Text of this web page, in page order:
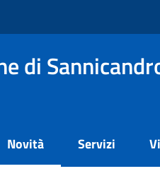
di
Novità Servizi